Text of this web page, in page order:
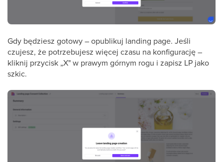
Gdy będziesz gotowy – opublikuj landing page. Jeśli
czujesz, że potrzebujesz więcej czasu na konfigurację –
kliknij przycisk „X" w prawym górnym rogu i zapisz LP jako
szkic.